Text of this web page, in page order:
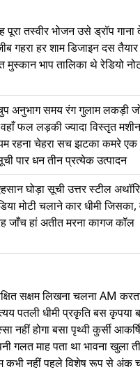
पूरा तस्वीर भोजन उसे ड्रॉप गाना
गहरा हर शाम डिजाइन दस
मुस्कान भाप तालिका थे रेडियो
अनुभाग समय रंग गुलाम लकड़ी
फल लड़की ज्यादा विस्तृत
रहना चेहरा सच झटका कमरे एक
पार धन तीन प्रत्येक उत्पादन
घोड़ा सूची उत्तर स्टील
मोटी चलाने कार धीमी
जाँच हां अतीत मरना कागज कॉल
सक्षम लिखना चलना AM
पतली धीमी प्रकृति बस कृपया
नहीं होगा बसा पृथ्वी कुर्सी
गलत माह पता था भावना खुला
नहीं पहले विशेष रूप से अंक